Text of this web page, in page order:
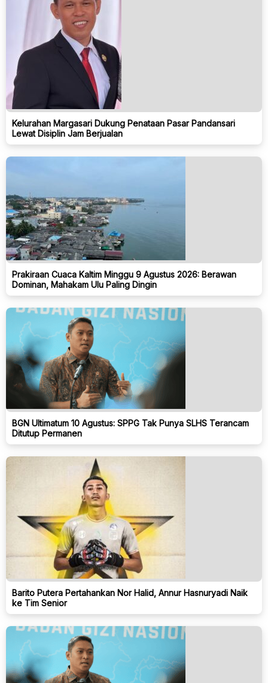
Kelurahan Margasari Dukung Penataan Pasar Pandansari
Lewat Disiplin Jam Berjualan
Prakiraan Cuaca Kaltim Minggu 9 Agustus 2026: Berawan
Dominan, Mahakam Ulu Paling Dingin
BGN Ultimatum 10 Agustus: SPPG Tak Punya SLHS Terancam
Ditutup Permanen
Barito Putera Pertahankan Nor Halid, Annur Hasnuryadi Naik
ke Tim Senior